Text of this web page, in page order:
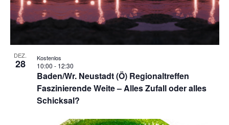
DEZ.
28
Baden/Wr. Neustadt (Ö) Regionaltreffen
Faszinierende Weite – Alles Zufall oder alles
Schicksal?
10:00 - 12:30
Kostenlos